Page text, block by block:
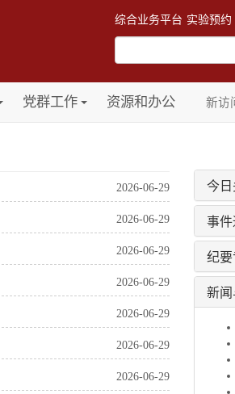
综合业务平台 实验预约
党群工作 资源和办公 新访
2026-06-29
2026-06-29
2026-06-29
2026-06-29
2026-06-29
2026-06-29
2026-06-29
今
事
纪
新